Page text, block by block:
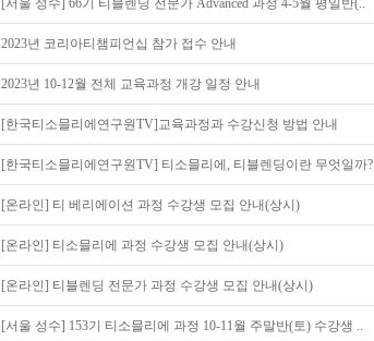
[서울 성수] 66기 티블렌딩 전문가 Advanced 과정 4-5월 평일반(..
2023년 코리아티챔피언십 참가 접수 안내
2023년 10-12월 전체 교육과정 개강 일정 안내
[한국티소믈리에연구원TV]교육과정과 수강신청 방법 안내
[한국티소믈리에연구원TV] 티소믈리에, 티블렌딩이란 무엇일까?
[온라인] 티 베리에이션 과정 수강생 모집 안내(상시)
[온라인] 티소믈리에 과정 수강생 모집 안내(상시)
[온라인] 티블렌딩 전문가 과정 수강생 모집 안내(상시)
[서울 성수] 153기 티소믈리에 과정 10-11월 주말반(토) 수강생 ..